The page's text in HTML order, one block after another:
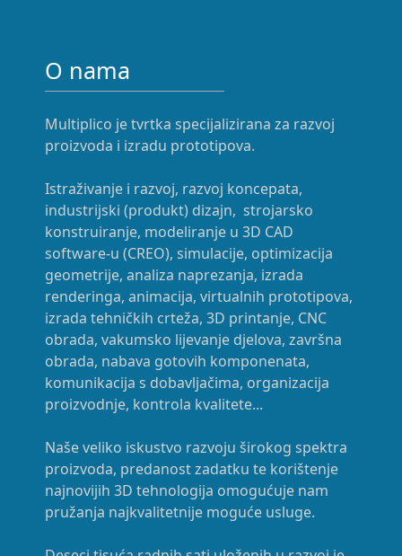
O nama
Multiplico je tvrtka specijalizirana za razvoj
proizvoda i izradu prototipova.
Istraživanje i razvoj, razvoj koncepata,
industrijski (produkt) dizajn, strojarsko
konstruiranje, modeliranje u 3D CAD
software-u (CREO), simulacije, optimizacija
geometrije, analiza naprezanja, izrada
renderinga, animacija, virtualnih prototipova,
izrada tehničkih crteža, 3D printanje, CNC
obrada, vakumsko lijevanje djelova, završna
obrada, nabava gotovih komponenata,
komunikacija s dobavljačima, organizacija
proizvodnje, kontrola kvalitete...
Naše veliko iskustvo razvoju širokog spektra
proizvoda, predanost zadatku te korištenje
najnovijih 3D tehnologija omogućuje nam
pružanja najkvalitetnije moguće usluge.